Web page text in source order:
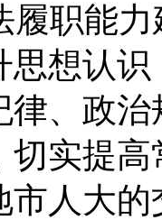
职能力
思想认
律、政
切实提
市人大